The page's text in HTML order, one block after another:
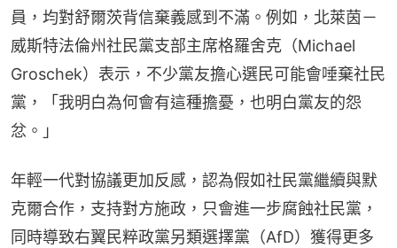
員，均對舒爾茨背信棄義感到不滿。例如，北萊茵－
威斯特法倫州社民黨支部主席格羅舍克（Michael
Groschek）表示，不少黨友擔心選民可能會唾棄社民
黨，「我明白為何會有這種擔憂，也明白黨友的怨
忿。」
年輕一代對協議更加反感，認為假如社民黨繼續與默
克爾合作，支持對方施政，只會進一步腐蝕社民黨，
同時導致右翼民粹政黨另類選擇黨（AfD）獲得更多